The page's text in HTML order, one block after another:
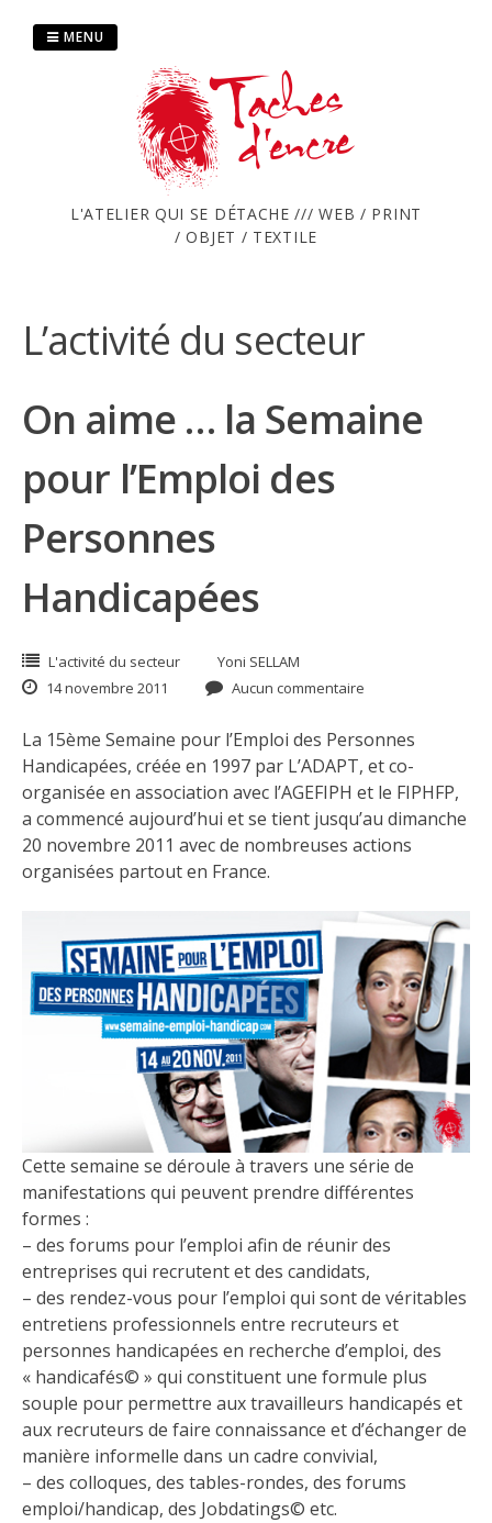
L'ATELIER QUI SE DÉTACHE /// WEB / PRINT
/ OBJET / TEXTILE
MENU
L’activité du secteur
On aime … la Semaine
pour l’Emploi des
Personnes
Handicapées
L'activité du secteur
Yoni SELLAM
14 novembre 2011
Aucun commentaire
La 15ème Semaine pour l’Emploi des Personnes
Handicapées, créée en 1997 par L’ADAPT, et co-
organisée en association avec l’AGEFIPH et le FIPHFP,
a commencé aujourd’hui et se tient jusqu’au dimanche
20 novembre 2011 avec de nombreuses actions
organisées partout en France.
Cette semaine se déroule à travers une série de
manifestations qui peuvent prendre différentes
formes :
– des forums pour l’emploi afin de réunir des
entreprises qui recrutent et des candidats,
– des rendez-vous pour l’emploi qui sont de véritables
entretiens professionnels entre recruteurs et
personnes handicapées en recherche d’emploi, des
« handicafés© » qui constituent une formule plus
souple pour permettre aux travailleurs handicapés et
aux recruteurs de faire connaissance et d’échanger de
manière informelle dans un cadre convivial,
– des colloques, des tables-rondes, des forums
emploi/handicap, des Jobdatings© etc.